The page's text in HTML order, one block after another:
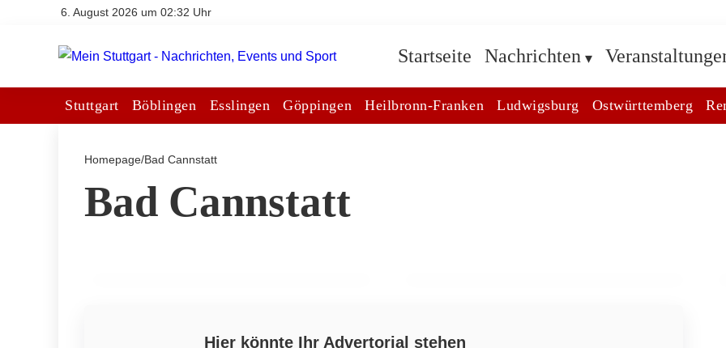
6. August 2026 um 02:32 Uhr
Startseite Nachrichten
Stuttgart Böblingen Esslingen Göppingen Heilbronn-Franken Ludwigsburg Ostwürttemberg
Homepage/Bad Cannstatt
Bad Cannstatt
26. Mai 2026
Die 10 besten Webdesigner und
Agenturen in Stuttgart – Unsere Stadt
Hier könnte Ihr Advertorial stehen